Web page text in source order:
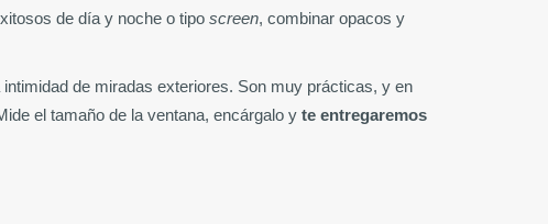
de día y noche o tipo screen, combinar opacos y
de miradas exteriores. Son muy prácticas, y en
el tamaño de la ventana, encárgalo y te entregaremos